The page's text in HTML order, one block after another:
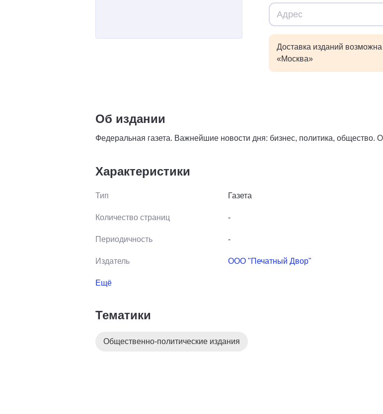
Доставка изданий
«Москва»
Об издании
Федеральная газета. Важнейшие новости дня: бизнес, политика, общество.
Характеристики
Тип Газета
Количество страниц -
Периодичность -
Издатель ООО "Печатный Двор"
Ещё
Тематики
Общественно-политические издания